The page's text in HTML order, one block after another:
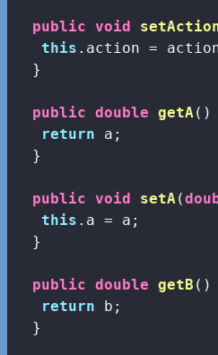
public void
this .action =
  }
public double getA()
return a;
  }
public void setA(
this .a = a;
  }
public double getB ()
return b;
  }